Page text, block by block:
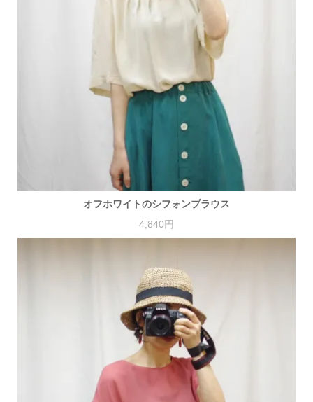
オフホワイトのシフォンブラウス
4,840円